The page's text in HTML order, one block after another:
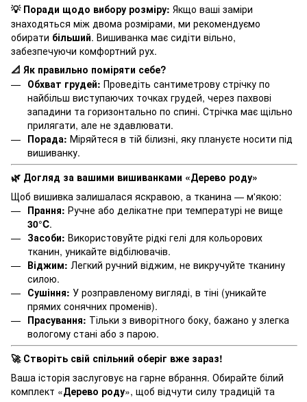
💡Поради щодо вибору розміру: Якщо ваші заміри
знаходяться між двома розмірами, ми рекомендуємо
обирати більший. Вишиванка має сидіти вільно,
забезпечуючи комфортний рух.
📐 Як правильно поміряти себе?
Обхват грудей: Проведіть сантиметрову стрічку по
найбільш виступаючих точках грудей, через пахвові
западини та горизонтально по спині. Стрічка має щільно
прилягати, але не здавлювати.
Порада: Міряйтеся в тій білизні, яку плануєте носити під
вишиванку.
🌿 Догляд за вашими вишиванками «Дерево роду»
Щоб вишивка залишалася яскравою, а тканина — м'якою:
Прання: Ручне або делікатне при температурі не вище
30°C.
Засоби: Використовуйте рідкі гелі для кольорових
тканин, уникайте відбілювачів.
Віджим: Легкий ручний віджим, не викручуйте тканину
силою.
Сушіння: У розправленому вигляді, в тіні (уникайте
прямих сонячних променів).
Прасування: Тільки з виворітного боку, бажано у злегка
вологому стані або з парою.
🚀Створіть свій спільний оберіг вже зараз!
Ваша історія заслуговує на гарне вбрання. Обирайте білий
комплект «Дерево роду», щоб відчути силу традицій та